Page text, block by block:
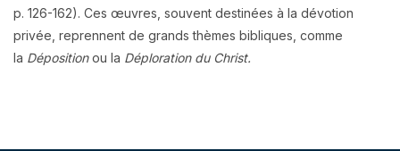
p. 126-162). Ces œuvres, souvent destinées à la dévotion
privée, reprennent de grands thèmes bibliques, comme
la Dépositionou la Déploration du Christ.